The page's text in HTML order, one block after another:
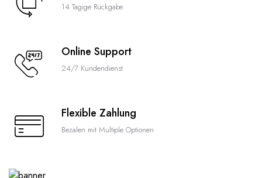
14 Tagige Rückgabe
Online Support
24/7 Kundendienst
Flexible Zahlung
Bezalen mit Multiple Optionen